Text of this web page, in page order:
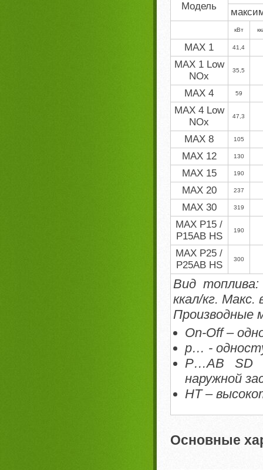
Модель
кВт
MAX 1 41,4
MAX 1 Low
NOx
35,5
MAX 4 59
MAX 4 Low
NOx
47,3
MAX 8 105
MAX 12 130
MAX 15 190
MAX 20 237
MAX 30 319
MAX P15 /
P15AB HS
190
MAX P25 /
P25AB HS
300
Вид
ккал/кг. Макс.
Производные
On-Off –
p… -
P…AB SD
наружной
HT –
Основные